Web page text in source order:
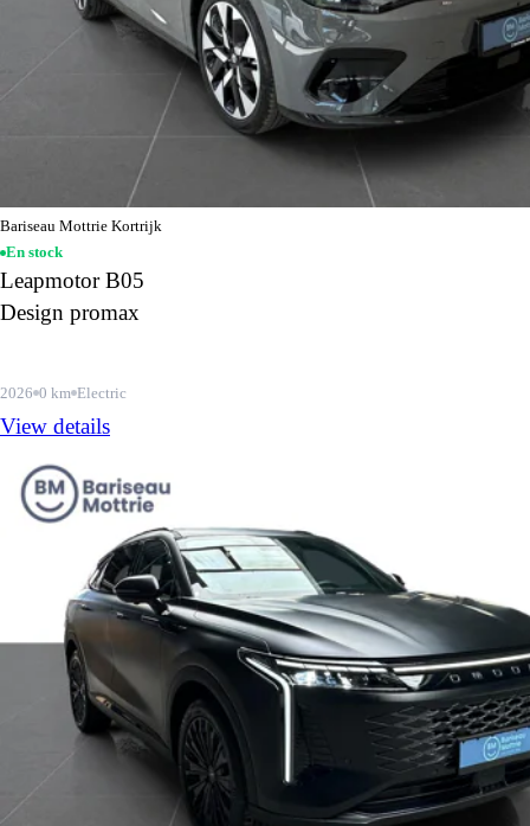
Bariseau Mottrie Kortrijk
En stock
Leapmotor B05
Design promax
2026 0 km Electric
View details